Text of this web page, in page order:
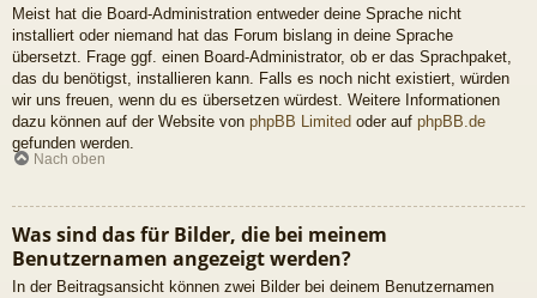
Meist hat die Board-Administration entweder deine Sprache nicht
installiert oder niemand hat das Forum bislang in deine Sprache
übersetzt. Frage ggf. einen Board-Administrator, ob er das Sprachpaket,
das du benötigst, installieren kann. Falls es noch nicht existiert, würden
wir uns freuen, wenn du es übersetzen würdest. Weitere Informationen
dazu können auf der Website von phpBB Limited oder auf phpBB.de
gefunden werden.
Nach oben
Was sind das für Bilder, die bei meinem
Benutzernamen angezeigt werden?
In der Beitragsansicht können zwei Bilder bei deinem Benutzernamen